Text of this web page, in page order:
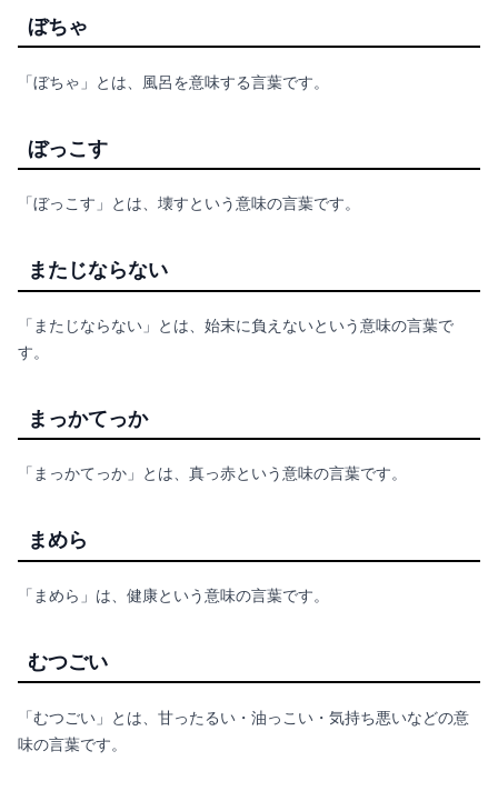
ぼちゃ
「ぼちゃ」とは、風呂を意味する言葉です。
ぼっこす
「ぼっこす」とは、壊すという意味の言葉です。
またじならない
「またじならない」とは、始末に負えないという意味の言葉で
す。
まっかてっか
「まっかてっか」とは、真っ赤という意味の言葉です。
まめら
「まめら」は、健康という意味の言葉です。
むつごい
「むつごい」とは、甘ったるい・油っこい・気持ち悪いなどの意
味の言葉です。